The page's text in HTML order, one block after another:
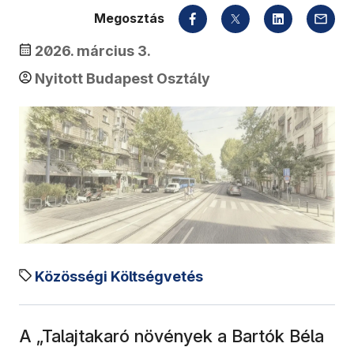
2026. március 3.
Nyitott Budapest Osztály
Közösségi Költségvetés
Megosztás
A „Talajtakaró növények a Bartók Béla